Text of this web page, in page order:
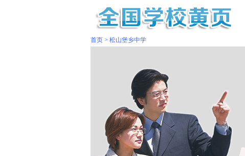
首页 > 松山堡乡中学